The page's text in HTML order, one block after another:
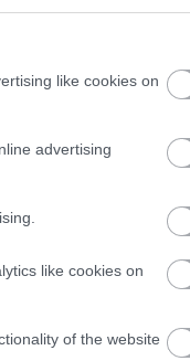
like cookies on
advertising
like cookies on
of the website
μέτρα